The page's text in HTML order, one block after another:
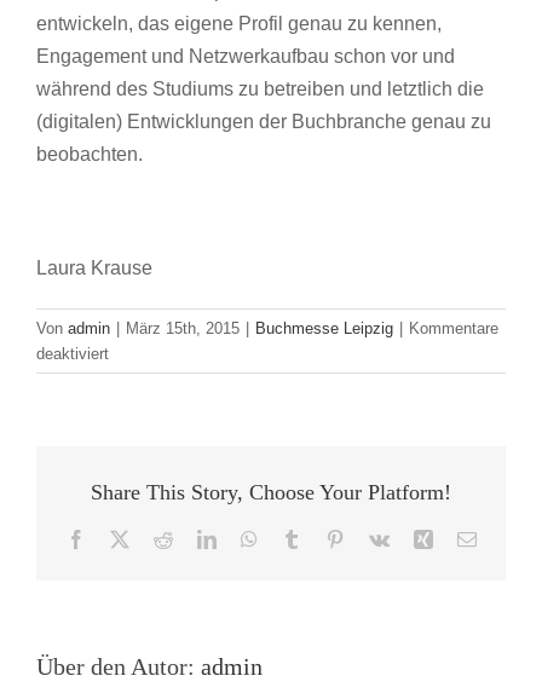
entwickeln, das eigene Profil genau zu kennen,
Engagement und Netzwerkaufbau schon vor und
während des Studiums zu betreiben und letztlich die
(digitalen) Entwicklungen der Buchbranche genau zu
beobachten.
Laura Krause
Von admin März 15th, 2015 Buchmesse Leipzig
Kommentare
deaktiviertfür
Jobs
do
–
Share This Story, Choose Your Platform!
Facebook RedditLinkedInWhatsApp
Tumblr Pinterest
Vk Xing E-
Über den Autor: admin